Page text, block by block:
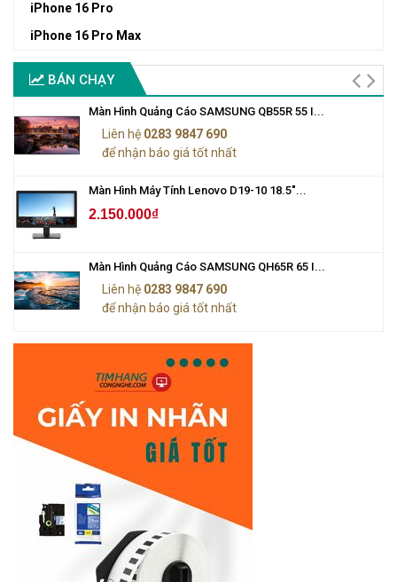
iPhone 16 Pro
iPhone 16 Pro Max
BÁN CHẠY
Màn Hình Quảng Cáo SAMSUNG QB55R 55 I...
Liên hệ 0283 9847 690
để nhận báo giá tốt nhất
Màn Hình Máy Tính Lenovo D19-10 18.5"...
2.150.000₫
Màn Hình Quảng Cáo SAMSUNG QH65R 65 I...
Liên hệ 0283 9847 690
để nhận báo giá tốt nhất